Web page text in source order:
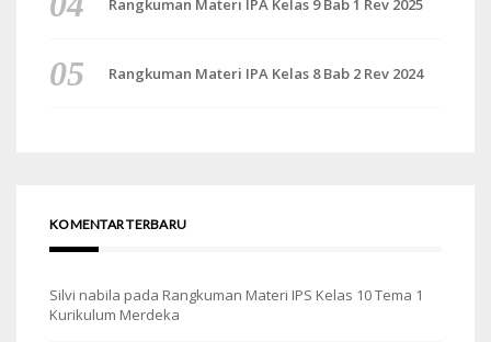
Rangkuman Materi IPA Kelas 9 Bab 1 Rev 2025
Rangkuman Materi IPA Kelas 8 Bab 2 Rev 2024
KOMENTAR TERBARU
Silvi nabila pada Rangkuman Materi IPS Kelas 10 Tema 1
Kurikulum Merdeka